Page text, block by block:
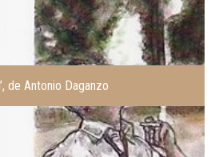
de Antonio Daganzo